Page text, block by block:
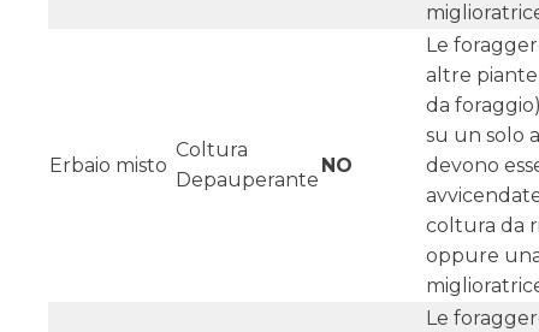
Erbaio misto
Coltura
Depauperante
NO
Le
altre
da
su un solo
devono
coltura da
oppure
Le